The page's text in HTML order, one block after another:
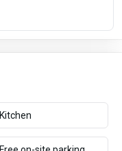
Kitchen